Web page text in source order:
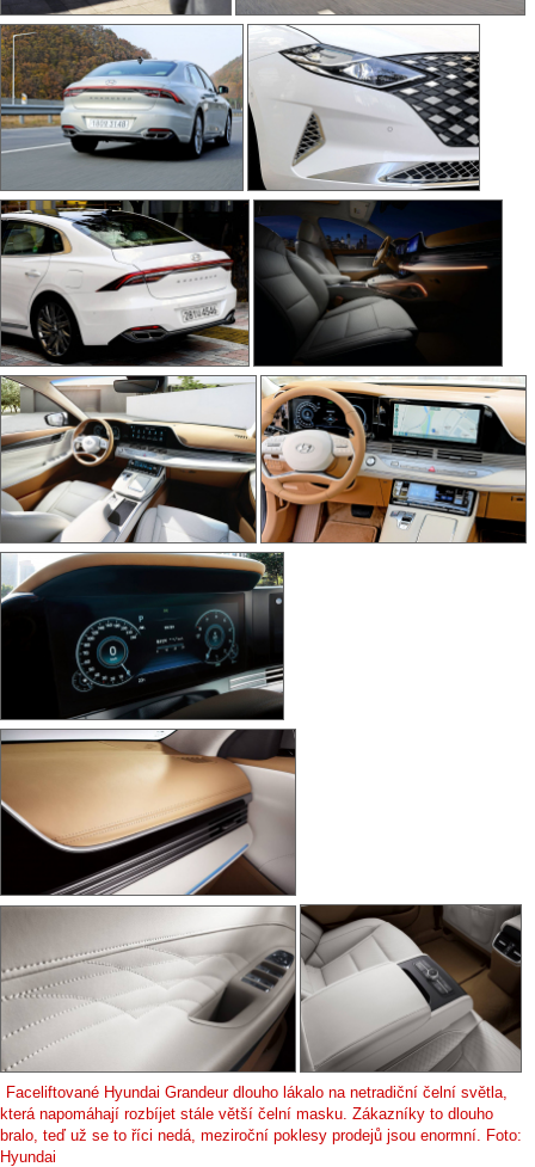
Faceliftované Hyundai Grandeur dlouho lákalo na netradiční čelní světla,
která napomáhají rozbíjet stále větší čelní masku. Zákazníky to dlouho
bralo, teď už se to říci nedá, meziroční poklesy prodejů jsou enormní. Foto:
Hyundai